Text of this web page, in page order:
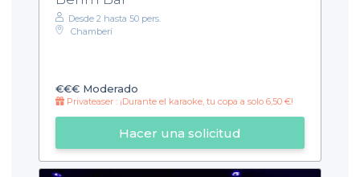
Desde 2 hasta 50 pers.
Chamberí
€€€ Moderado
Privateaser : ¡Durante el karaoke, tu copa a solo 6,50 €!
Hacer una solicitud